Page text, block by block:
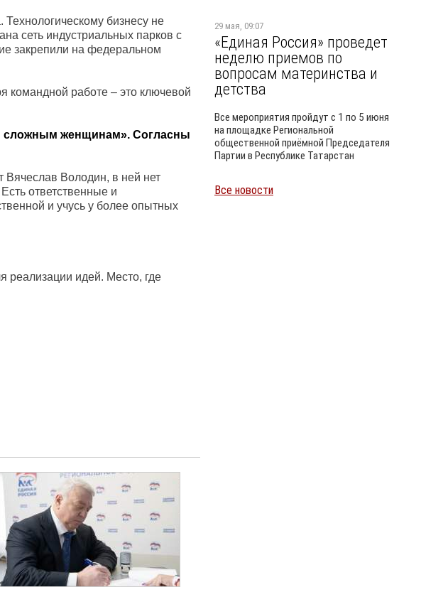
бизнесу не
сеть индустриальных парков с
закрепили на федеральном
командной работе – это ключевой
сложным женщинам». Согласны
Вячеслав Володин, в ней нет
ответственные и
и учусь у более опытных
реализации идей. Место, где
29 мая, 09:07
«Единая Россия» проведет
неделю приемов по
вопросам материнства и
детства
Все мероприятия пройдут с 1 по 5 июня
на площадке Региональной
общественной приёмной Председателя
Партии в Республике Татарстан
Все новости